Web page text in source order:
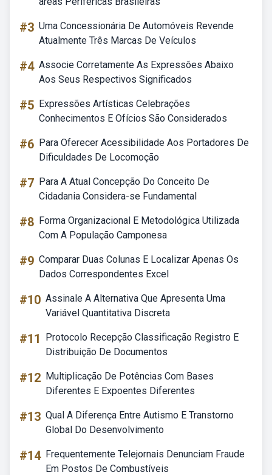
#3 Uma Concessionária De Automóveis Revende
Atualmente Três Marcas De Veículos
#4 Associe Corretamente As Expressões Abaixo
Aos Seus Respectivos Significados
#5 Expressões Artísticas Celebrações
Conhecimentos E Ofícios São Considerados
#6 Para Oferecer Acessibilidade Aos Portadores De
Dificuldades De Locomoção
#7 Para A Atual Concepção Do Conceito De
Cidadania Considera-se Fundamental
#8 Forma Organizacional E Metodológica Utilizada
Com A População Camponesa
#9 Comparar Duas Colunas E Localizar Apenas Os
Dados Correspondentes Excel
#10 Assinale A Alternativa Que Apresenta Uma
Variável Quantitativa Discreta
#11
Protocolo Recepção Classificação Registro E
Distribuição De Documentos
#12 Multiplicação De Potências Com Bases
Diferentes E Expoentes Diferentes
#13 Qual A Diferença Entre Autismo E Transtorno
Global Do Desenvolvimento
#14 Frequentemente Telejornais Denunciam Fraude
Em Postos De Combustíveis